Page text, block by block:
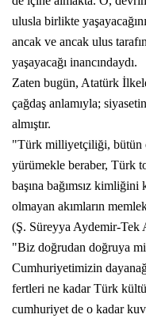
ulusla birlikte
ancak ve ancak ulus
yaşayacağı inancındaydı.
Zaten bugün, Atatürk
çağdaş anlamıyla;
almıştır.
"Türk milliyetçiliği, bütün
yürümekle beraber, Türk
başına bağımsız
olmayan akımların
(Ş. Süreyya Aydemir-Tek
"Biz doğrudan doğruya
Cumhuriyetimizin
fertleri ne kadar Türk
cumhuriyet de o kadar